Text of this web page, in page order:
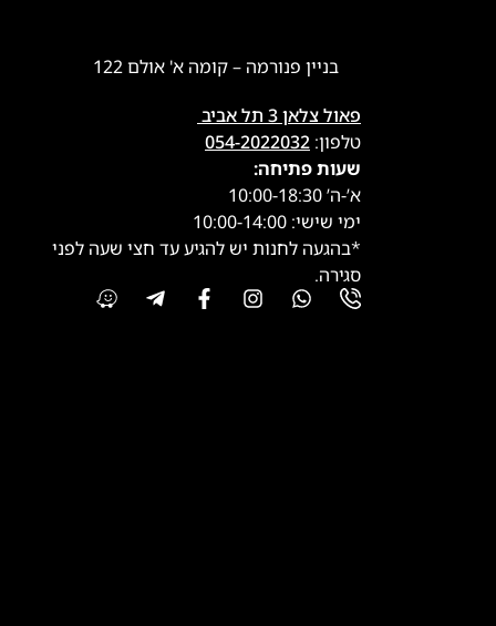
בניין פנורמה – קומה א' אולם 122
פאול צלאן 3 תל אביב
טלפון: 054-2022032
שעות פתיחה:
א’-ה’ 10:00-18:30
ימי שישי: 10:00-14:00
*בהגעה לחנות יש להגיע עד חצי שעה לפני
סגירה.